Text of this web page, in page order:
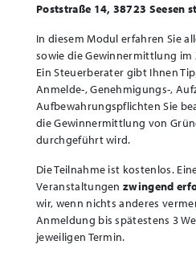
Poststraße 14, 38723 Seesen
In diesem Modul erfahren Sie
sowie die Gewinnermittlung
Ein Steuerberater gibt Ihnen
Anmelde-, Genehmigungs-,
Aufbewahrungspflichten Sie
die Gewinnermittlung von
durchgeführt wird.
Die Teilnahme ist kostenlos.
Veranstaltungenzwingend
wir, wenn nichts anderes
Anmeldung bis spätestens 3
jeweiligen Termin.